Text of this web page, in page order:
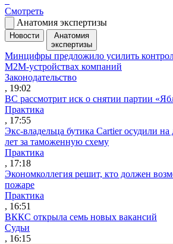
Смотреть
Анатомия экспертизы
Новости
Анатомия
экспертизы
Минцифры предложило усилить
M2M-устройствах компаний
Законодательство
, 19:02
ВС рассмотрит иск о снятии партии
Практика
, 17:55
Экс-владельца бутика Cartier осудили на
лет за таможенную схему
Практика
, 17:18
Экономколлегия решит, кто должен
пожаре
Практика
, 16:51
ВККС открыла семь новых вакансий
Судьи
, 16:15